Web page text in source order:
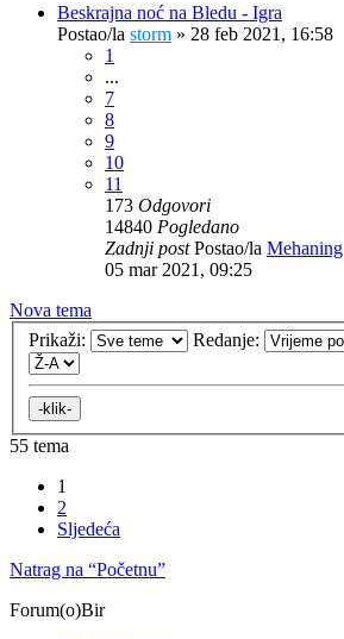
Beskrajna noć na Bledu - Igra
Postao/la storm » 28 feb 2021, 16:58
1
...
7
8
9
10
11
173 Odgovori
14840 Pogledano
Zadnji postPostao/la Mehaning
05 mar 2021, 09:25
Nova tema
Prikaži:
Redanje:
55 tema
1
2
Sljedeća
Natrag na “Početnu”
Forum(o)Bir